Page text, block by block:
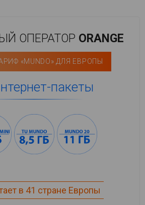
ОПЕРАТОР ORANGE
«MUNDO» ДЛЯ ЕВРОПЫ
пакеты
в 41 стране Европы